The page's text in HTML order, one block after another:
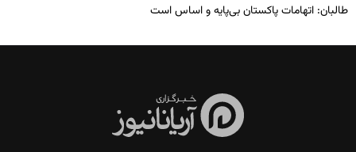
طالبان: اتهامات پاکستان بی‌پایه و اساس است